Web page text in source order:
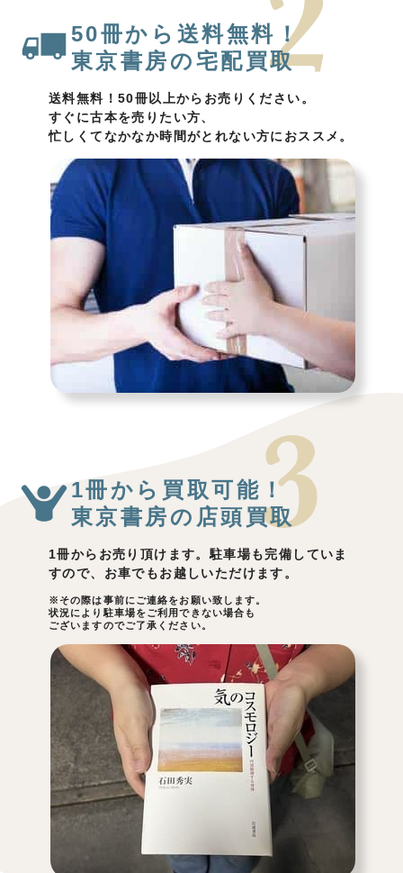
50冊から送料無料！
東京書房の宅配買取
送料無料！50冊以上からお売りください。
すぐに古本を売りたい方、
忙しくてなかなか時間がとれない方におススメ。
1冊から買取可能！
東京書房の店頭買取
1冊からお売り頂けます。駐車場も完備していま
すので、お車でもお越しいただけます。
※その際は事前にご連絡をお願い致します。
状況により駐車場をご利用できない場合も
ございますのでご了承ください。